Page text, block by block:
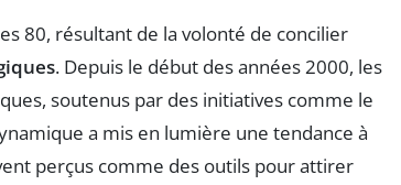
80, résultant de la volonté de concilier
. Depuis le début des années 2000, les
soutenus par des initiatives comme le
a mis en lumière une tendance à
perçus comme des outils pour attirer